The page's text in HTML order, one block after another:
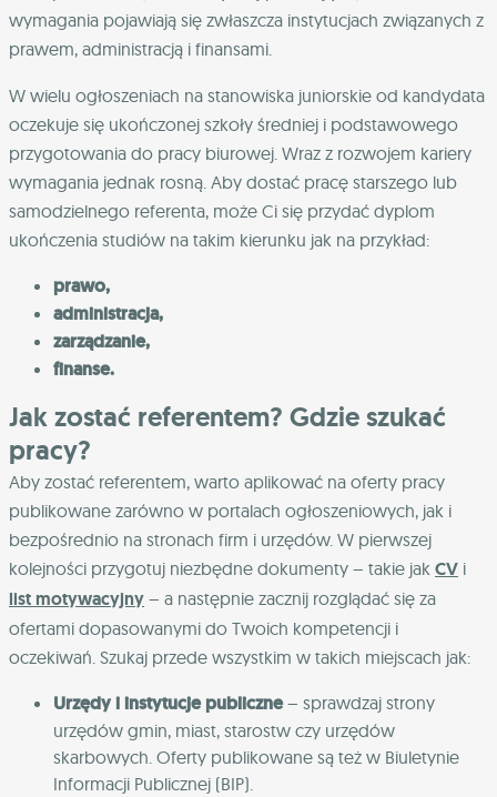
wymagania pojawiają się zwłaszcza instytucjach związanych z
prawem, administracją i finansami.
W wielu ogłoszeniach na stanowiska juniorskie od kandydata
oczekuje się ukończonej szkoły średniej i podstawowego
przygotowania do pracy biurowej. Wraz z rozwojem kariery
wymagania jednak rosną. Aby dostać pracę starszego lub
samodzielnego referenta, może Ci się przydać dyplom
ukończenia studiów na takim kierunku jak na przykład:
prawo,
administracja,
zarządzanie,
finanse.
Jak zostać referentem? Gdzie szukać
pracy?
Aby zostać referentem, warto aplikować na oferty pracy
publikowane zarówno w portalach ogłoszeniowych, jak i
bezpośrednio na stronach firm i urzędów. W pierwszej
kolejności przygotuj niezbędne dokumenty – takie jak CV i
list motywacyjny – a następnie zacznij rozglądać się za
ofertami dopasowanymi do Twoich kompetencji i
oczekiwań. Szukaj przede wszystkim w takich miejscach jak:
Urzędy i instytucje publiczne– sprawdzaj strony
urzędów gmin, miast, starostw czy urzędów
skarbowych. Oferty publikowane są też w Biuletynie
Informacji Publicznej (BIP).